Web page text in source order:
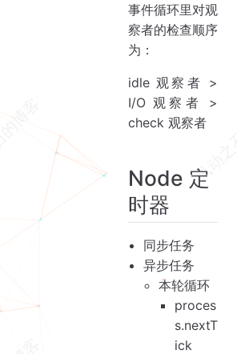
事件循环里对观
察者的检查顺序
为：
idle 观察者 >
I/O 观察者 >
check 观察者
Node 定
时器
同步任务
异步任务
本轮循环
proces
s.nextT
ick